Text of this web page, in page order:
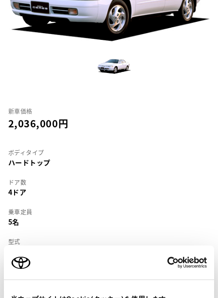
新車価格
2,036,000
ボディタイプ
ハードトップ
ドア数
4ドア
乗車定員
5名
型式
全長×
4365×1695×1310mm